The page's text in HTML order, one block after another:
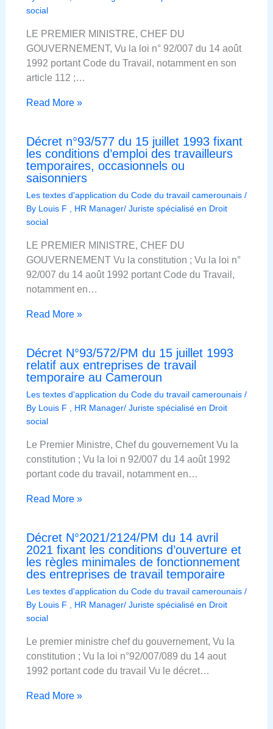
social
LE PREMIER MINISTRE, CHEF DU
GOUVERNEMENT, Vu la loi n° 92/007 du 14 août
1992 portant Code du Travail, notamment en son
article 112 ;…
Read More »
Décret n°93/577 du 15 juillet 1993 fixant
les conditions d’emploi des travailleurs
temporaires, occasionnels ou
saisonniers
Les textes d'application du Code du travail camerounais/
By Louis F , HR Manager/ Juriste spécialisé en Droit
social
LE PREMIER MINISTRE, CHEF DU
GOUVERNEMENT Vu la constitution ; Vu la loi n°
92/007 du 14 août 1992 portant Code du Travail,
notamment en…
Read More »
Décret N°93/572/PM du 15 juillet 1993
relatif aux entreprises de travail
temporaire au Cameroun
Les textes d'application du Code du travail camerounais/
By Louis F , HR Manager/ Juriste spécialisé en Droit
social
Le Premier Ministre, Chef du gouvernement Vu la
constitution ; Vu la loi n 92/007 du 14 août 1992
portant code du travail, notamment en…
Read More »
Décret N°2021/2124/PM du 14 avril
2021 fixant les conditions d’ouverture et
les règles minimales de fonctionnement
des entreprises de travail temporaire
Les textes d'application du Code du travail camerounais/
By Louis F , HR Manager/ Juriste spécialisé en Droit
social
Le premier ministre chef du gouvernement, Vu la
constitution ; Vu la loi n°92/007/089 du 14 aout
1992 portant code du travail Vu le décret…
Read More »